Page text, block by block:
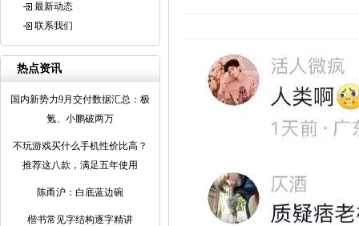
最新动态
联系我们
热点资讯
国内新势力9月交付数据汇总：极
氪、小鹏破两万
不玩游戏买什么手机性价比高？
推荐这八款，满足五年使用
陈甬沪：白底蓝边碗
楷书常见字结构逐字精讲